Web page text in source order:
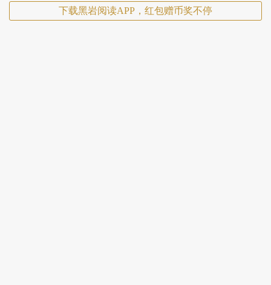
下载黑岩阅读APP，红包赠币奖不停